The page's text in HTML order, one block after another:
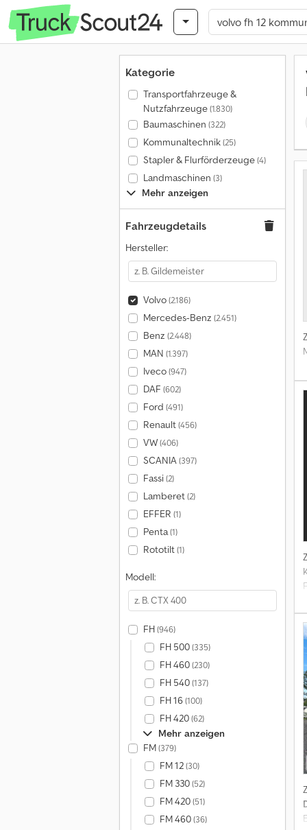
Kategorie
Transportfahrzeuge &
Nutzfahrzeuge(1.830)
Baumaschinen (322)
Kommunaltechnik(25)
Stapler & Flurförderzeuge(4)
Landmaschinen (3)
Mehr anzeigen
Fahrzeugdetails
Hersteller:
Volvo(2.186)
Mercedes-Benz (2.451)
Benz (2.448)
MAN (1.397)
Iveco(947)
DAF (602)
Ford (491)
Renault(456)
VW(406)
SCANIA(397)
Fassi(2)
Lamberet(2)
EFFER (1)
Penta(1)
Rototilt(1)
Modell:
FH(946)
FH 500(335)
FH 460(230)
FH 540(137)
FH 16(100)
FH 420(62)
Mehr anzeigen
FM(379)
FM 12(30)
FM 330(52)
FM 420(51)
FM 460(36)